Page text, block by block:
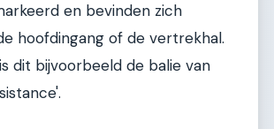
en bevinden zich
hoofdingang of de vertrekhal.
dit bijvoorbeeld de balie van